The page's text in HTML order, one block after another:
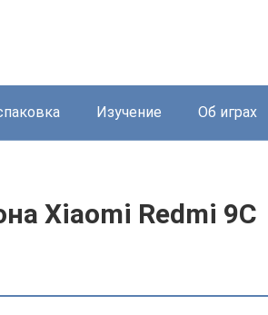
Изучение Об играх
Xiaomi Redmi 9C